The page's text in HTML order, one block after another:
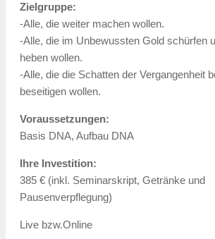
Zielgruppe:
-Alle, die weiter machen wollen.
-Alle, die im Unbewussten Gold schürfen
heben wollen.
-Alle, die die Schatten der Vergangenheit
beseitigen wollen.
Voraussetzungen:
Basis DNA, Aufbau DNA
Ihre Investition:
385 € (inkl. Seminarskript, Getränke und
Pausenverpflegung)
Live bzw.Online